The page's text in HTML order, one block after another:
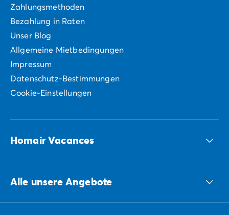
Zahlungsmethoden
Bezahlung in Raten
Unser Blog
Allgemeine Mietbedingungen
Impressum
Datenschutz-Bestimmungen
Cookie-Einstellungen
Homair Vacances
Unsere nachhaltigen Verpflichtungen Gruppe
Alle unsere Angebote